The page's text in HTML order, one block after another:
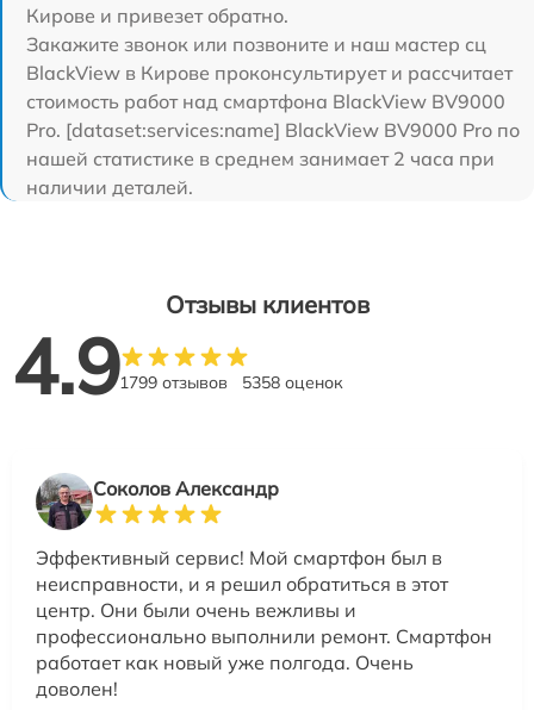
Кирове и привезет обратно.
Закажите звонок или позвоните и наш мастер сц
BlackView в Кирове проконсультирует и рассчитает
стоимость работ над смартфона BlackView BV9000
Pro. [dataset:services:name] BlackView BV9000 Pro по
нашей статистике в среднем занимает 2 часа при
наличии деталей.
Отзывы клиентов
4.91799 отзывов 5358 оценок
Соколов Александр
Эффективный сервис! Мой смартфон был в
неисправности, и я решил обратиться в этот
центр. Они были очень вежливы и
профессионально выполнили ремонт. Смартфон
работает как новый уже полгода. Очень
доволен!